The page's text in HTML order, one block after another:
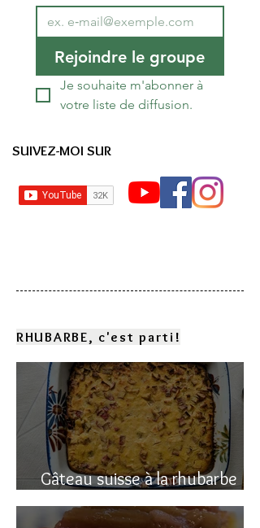
Rejoindre le groupe
Je souhaite m'abonner à
votre liste de diffusion.
SUIVEZ-MOI SUR
RHUBARBE, c'est parti!
Gâteau suisse à la rhubarbe
(avec polenta)